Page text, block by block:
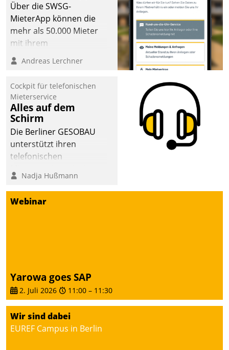
Über die SWSG-
MieterApp können die
mehr als 50.000 Mieter
mit ihrem
Wohnungsunternehmen
kommunizieren, auf dem
einsehen und ändern
oder
Schadensmeldungen
abgeben – rund um die
Uhr.
Andreas Lerchner
Cockpit für telefonischen
Mieterservice
Alles auf dem
Schirm
Die Berliner GESOBAU
unterstützt ihren
telefonischen
digitalen Cockpit, das
situationsbezogen
passende Fragen und
Mietenden zügiger und
effizienter zu bearbeiten.
Nadja Hußmann
Webinar
Yarowa goes SAP
2. Juli 2026 11:00 – 11:30
Wir sind dabei
EUREF Campus in Berlin